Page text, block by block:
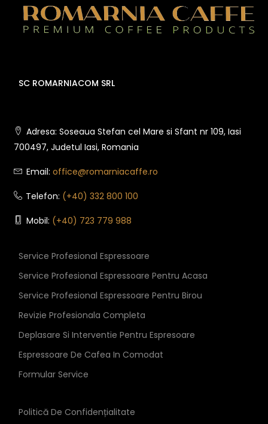
SC ROMARNIACOM SRL
Adresa: Soseaua Stefan cel Mare si Sfant nr 109, Iasi
700497, Judetul Iasi, Romania
Email: office@romarniacaffe.ro
Telefon: (+40) 332 800 100
Mobil: (+40) 723 779 988
Service Profesional Espressoare
Service Profesional Espressoare Pentru Acasa
Service Profesional Espressoare Pentru Birou
Revizie Profesionala Completa
Deplasare Si Interventie Pentru Espresoare
Espressoare De Cafea In Comodat
Formular Service
Politică De Confidențialitate